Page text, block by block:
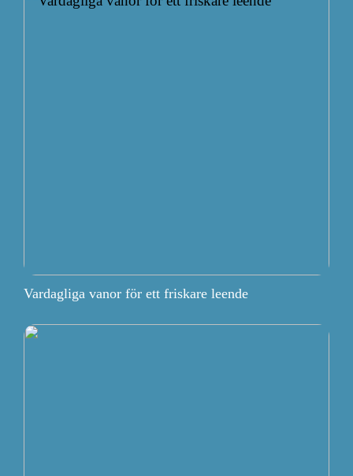
Vardagliga vanor för ett friskare leende